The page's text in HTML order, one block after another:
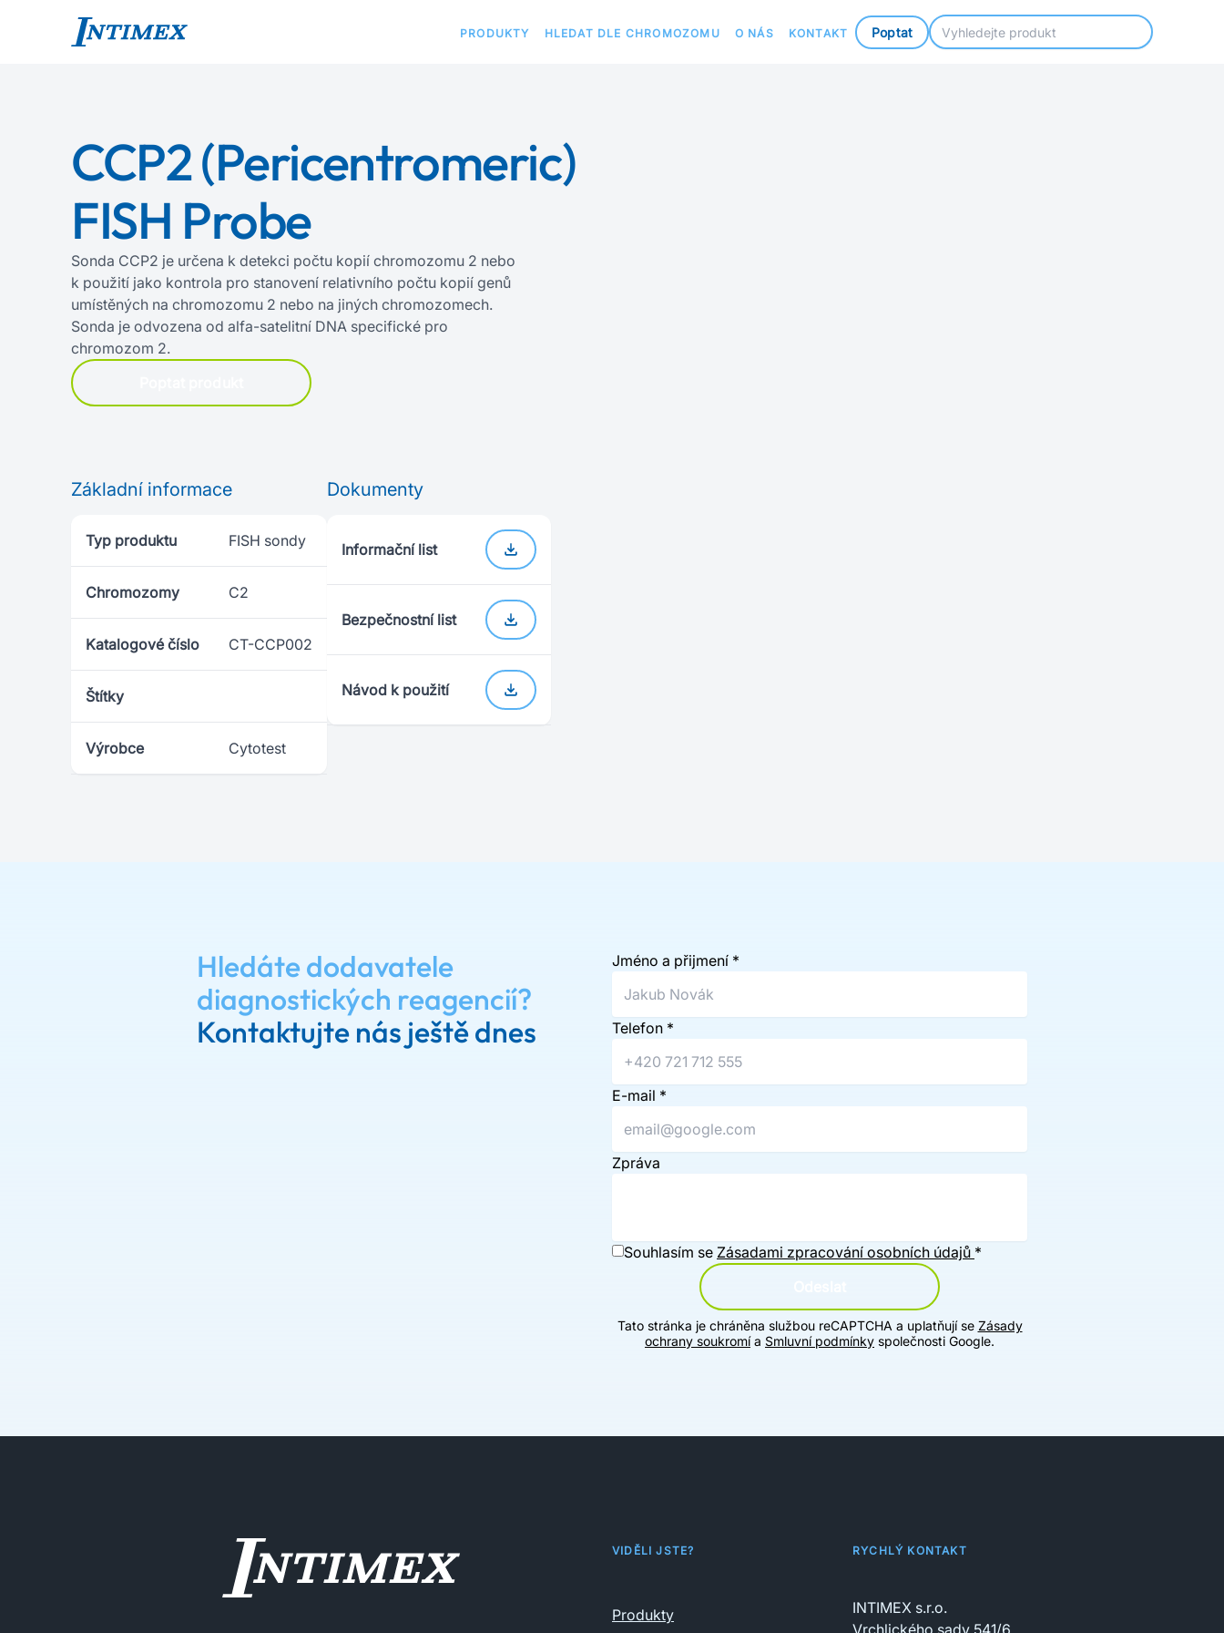
PRODUKTY HLEDAT DLE CHROMOZOMU O NÁS KONTAKT Poptat
CCP2 (Pericentromeric)
FISH Probe
Sonda CCP2 je určena k detekci počtu kopií chromozomu 2 nebo
k použití jako kontrola pro stanovení relativního počtu kopií genů
umístěných na chromozomu 2 nebo na jiných chromozomech.
Sonda je odvozena od alfa‍-‍satelitní DNA specifické pro
chromozom 2.
Základní informace
Typ produktu FISH sondy
Chromozomy C2
Katalogové číslo CT-CCP002
Štítky
Výrobce Cytotest
Dokumenty
Informační list
Bezpečnostní list
Návod k použití
Hledáte dodavatele
diagnostických reagencií?
Kontaktujte nás ještě dnes
Jméno a přijmení *
Telefon *
E-mail *
Zpráva
Souhlasím se Zásadami zpracování osobních údajů *
Tato stránka je chráněna službou reCAPTCHA a uplatňují se Zásady
ochrany soukromía Smluvní podmínky společnosti Google.
VIDĚLI JSTE?
Produkty
RYCHLÝ KONTAKT
INTIMEX s.r.o.
Vrchlického sady 541/6